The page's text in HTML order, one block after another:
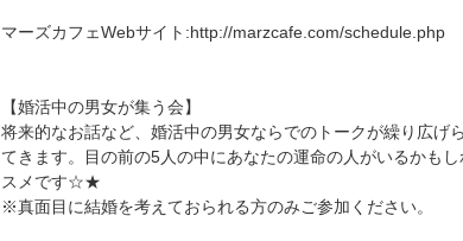
マーズカフェWebサイト:http://marzcafe.com/schedule.php
【婚活中の男女が集う会】
将来的なお話など、婚活中の男女ならでのトークが繰り広げ
てきます。目の前の5人の中にあなたの運命の人がいるかも
スメです☆★
※真面目に結婚を考えておられる方のみご参加ください。